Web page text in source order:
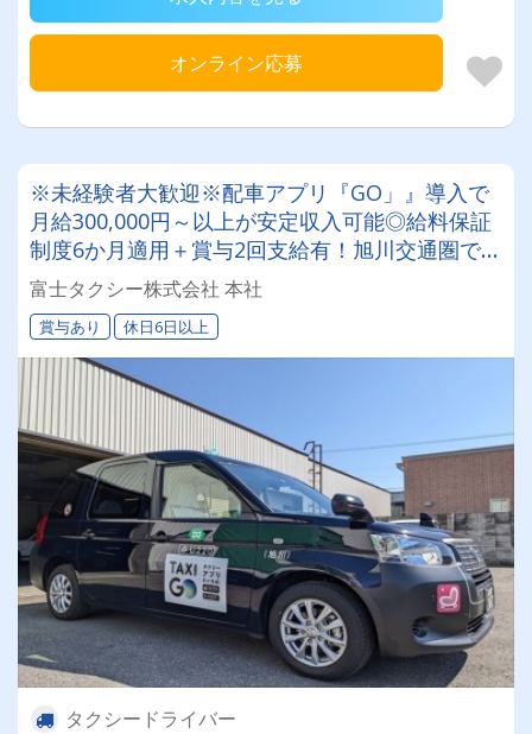
オンライン応募
※未経験者大歓迎※配車アプリ『GO」』導入で
月給300,000円～以上が安定収入可能◎給料保証
制度6か月適用＋賞与2回支給有！旭川交通圏でタ
クシードライバーに挑戦してみませんか？
富士タクシー株式会社 本社
賞与あり 休日6日以上
タクシードライバー